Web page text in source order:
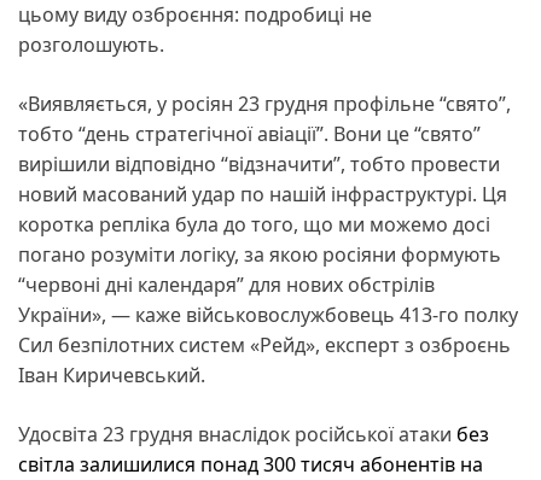
цьому виду озброєння: подробиці не
розголошують.
«Виявляється, у росіян 23 грудня профільне “свято”,
тобто “день стратегічної авіації”. Вони це “свято”
вирішили відповідно “відзначити”, тобто провести
новий масований удар по нашій інфраструктурі. Ця
коротка репліка була до того, що ми можемо досі
погано розуміти логіку, за якою росіяни формують
“червоні дні календаря” для нових обстрілів
України», — каже військовослужбовець 413-го полку
Сил безпілотних систем «Рейд», експерт з озброєнь
Іван Киричевський.
Удосвіта 23 грудня внаслідок російської атаки без
світла залишилися понад 300 тисяч абонентів на